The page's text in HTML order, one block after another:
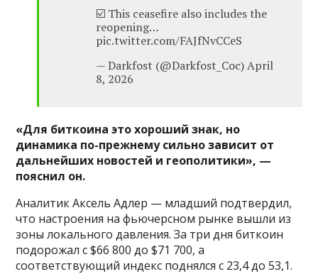
☑️ This ceasefire also includes the
reopening…
pic.twitter.com/FAJfNvCCeS
— Darkfost (@Darkfost_Coc) April
8, 2026
«Для биткоина это хороший знак, но
динамика по-прежнему сильно зависит от
дальнейших новостей и геополитики», —
пояснил он.
Аналитик Аксель Адлер — младший подтвердил,
что настроения на фьючерсном рынке вышли из
зоны локального давления. За три дня биткоин
подорожал с $66 800 до $71 700, а
соответствующий индекс поднялся с 23,4 до 53,1.